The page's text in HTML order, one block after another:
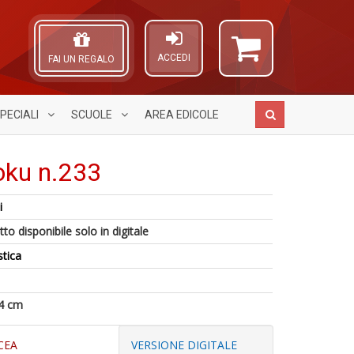
ACCEDI
FAI UN REGALO
SCUOLE AREA EDICOLE
n.233
disponibile solo in digitale
cm
VERSIONE DIGITALE